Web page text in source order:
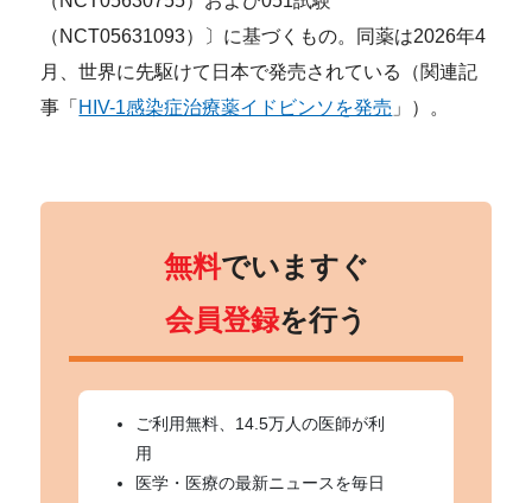
（NCT05631093）〕に基づくもの。同薬は2026年4
月、世界に先駆けて日本で発売されている（関連記
事「 HIV-1感染症治療薬イドビンソを発売 」）。
無料でいますぐ
会員登録を行う
ご利用無料、14.5万人の医師が利
用
医学・医療の最新ニュースを毎日